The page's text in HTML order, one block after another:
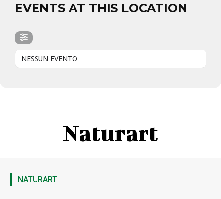
EVENTS AT THIS LOCATION
NESSUN EVENTO
Naturart
NATURART